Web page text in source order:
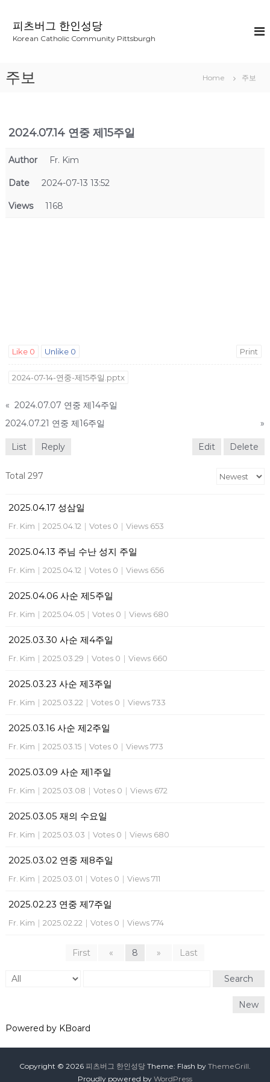
피츠버그 한인성당
Korean Catholic Community Pittsburgh
주보 Home 주보
2024.07.14 연중 제15주일
Author Fr. Kim
Date 2024-07-13 13:52
Views 1168
Like 0 Unlike 0 Print
2024-07-14-연중-제15주일.pptx
« 2024.07.07 연중 제14주일
2024.07.21 연중 제16주일
»
List Reply Edit Delete
Total 297
2025.04.17 성삼일
Fr. Kim | 2025.04.12 | Votes 0 | Views 653
2025.04.13 주님 수난 성지 주일
Fr. Kim | 2025.04.12 | Votes 0 | Views 656
2025.04.06 사순 제5주일
Fr. Kim | 2025.04.05 | Votes 0 | Views 680
2025.03.30 사순 제4주일
Fr. Kim | 2025.03.29 | Votes 0 | Views 660
2025.03.23 사순 제3주일
Fr. Kim | 2025.03.22 | Votes 0 | Views 733
2025.03.16 사순 제2주일
Fr. Kim | 2025.03.15 | Votes 0 | Views 773
2025.03.09 사순 제1주일
Fr. Kim | 2025.03.08 | Votes 0 | Views 672
2025.03.05 재의 수요일
Fr. Kim | 2025.03.03 | Votes 0 | Views 680
2025.03.02 연중 제8주일
Fr. Kim | 2025.03.01 | Votes 0 | Views 711
2025.02.23 연중 제7주일
Fr. Kim | 2025.02.22 | Votes 0 | Views 774
First « 8 » Last
Search
New
Powered by KBoard
Copyright © 2026 피츠버그 한인성당 Theme: Flash by ThemeGrill.
Proudly powered by WordPress